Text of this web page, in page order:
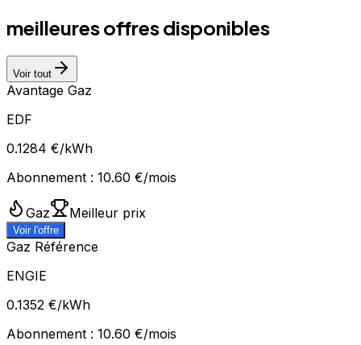
meilleures offres disponibles
Voir tout
Avantage Gaz
EDF
0.1284 €/kWh
Abonnement : 10.60 €/mois
Gaz Meilleur prix
Voir l'offre
Gaz Référence
ENGIE
0.1352 €/kWh
Abonnement : 10.60 €/mois